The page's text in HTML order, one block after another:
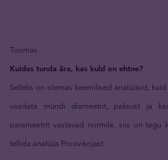
Toomas
Kuidas tunda ära, kas kuld on ehtne?
Selleks on olemas keemilised analüüsid,
vaadata mündi diameetrit, paksust ja
parameetrit vastavad normile, siis on tegu
tellida analüüs Proovikojast.